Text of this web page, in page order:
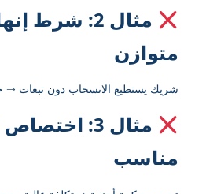
مثال 2: شرط
متوازن
شريك يستطيع الانسحاب دون تبعات →
مثال 3:
مناسب